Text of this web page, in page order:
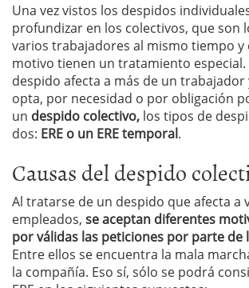
Una vez vistos los despidos
profundizar en los colectivos, que son
varios trabajadores al mismo tiempo y
motivo tienen un tratamiento especial.
despido afecta a más de un trabajador
opta, por necesidad o por obligación
un despido colectivo, los tipos de
dos: ERE o un ERE temporal.
Causas del despido
Al tratarse de un despido que afecta a
empleados, se aceptan diferentes
por válidas las peticiones por parte de
Entre ellos se encuentra la mala
la compañía. Eso sí, sólo se podrá